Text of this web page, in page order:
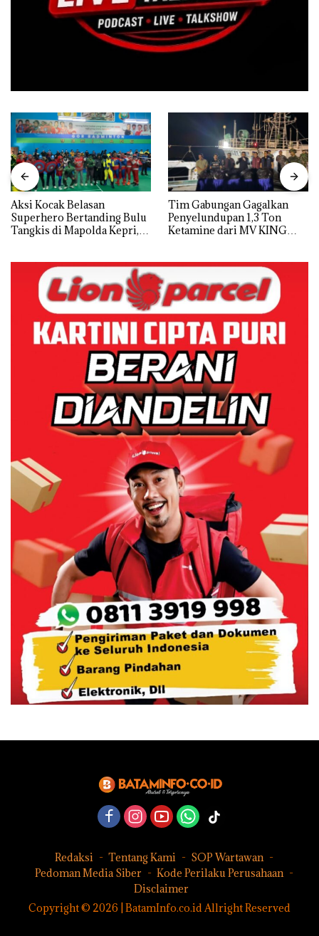
Aksi Kocak Belasan
Superhero Bertanding Bulu
Tangkis di Mapolda Kepri,
Tim Gabungan Gagalkan
Penyelundupan 1,3 Ton
Ketamine dari MV KING
Redaksi Tentang Kami
SOP Wartawan
Pedoman Media Siber
Kode Perilaku Perusahaan
Disclaimer
Copyright © 2026 | BatamInfo.co.id Allright Reserved